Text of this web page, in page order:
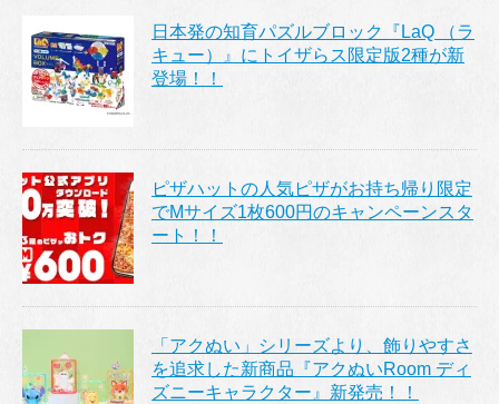
日本発の知育パズルブロック『LaQ （ラ
キュー）』にトイザらス限定版2種が新
登場！！
ピザハットの人気ピザがお持ち帰り限定
でMサイズ1枚600円のキャンペーンスタ
ート！！
「アクぬい」シリーズより、飾りやすさ
を追求した新商品『アクぬいRoom ディ
ズニーキャラクター』新発売！！